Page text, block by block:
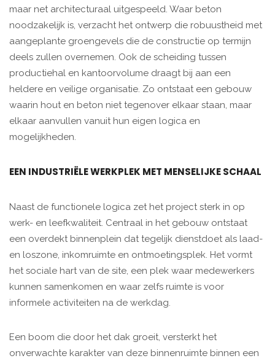
maar net architecturaal uitgespeeld. Waar beton
noodzakelijk is, verzacht het ontwerp die robuustheid met
aangeplante groengevels die de constructie op termijn
deels zullen overnemen. Ook de scheiding tussen
productiehal en kantoorvolume draagt bij aan een
heldere en veilige organisatie. Zo ontstaat een gebouw
waarin hout en beton niet tegenover elkaar staan, maar
elkaar aanvullen vanuit hun eigen logica en
mogelijkheden.
EEN INDUSTRIËLE WERKPLEK MET MENSELIJKE SCHAAL
Naast de functionele logica zet het project sterk in op
werk- en leefkwaliteit. Centraal in het gebouw ontstaat
een overdekt binnenplein dat tegelijk dienstdoet als laad-
en loszone, inkomruimte en ontmoetingsplek. Het vormt
het sociale hart van de site, een plek waar medewerkers
kunnen samenkomen en waar zelfs ruimte is voor
informele activiteiten na de werkdag.
Een boom die door het dak groeit, versterkt het
onverwachte karakter van deze binnenruimte binnen een